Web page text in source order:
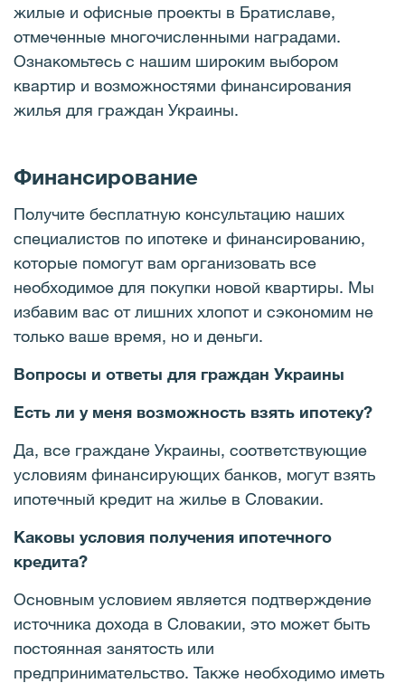
жилые и офисные проекты в Братиславе,
отмеченные многочисленными наградами.
Ознакомьтесь с нашим широким выбором
квартир и возможностями финансирования
жилья для граждан Украины.
Финансирование
Получите бесплатную консультацию наших
специалистов по ипотеке и финансированию,
которые помогут вам организовать все
необходимое для покупки новой квартиры. Мы
избавим вас от лишних хлопот и сэкономим не
только ваше время, но и деньги.
Вопросы и ответы для граждан Украины
Есть ли у меня возможность взять ипотеку?
Да, все граждане Украины, соответствующие
условиям финансирующих банков, могут взять
ипотечный кредит на жилье в Словакии.
Каковы условия получения ипотечного
кредита?
Основным условием является подтверждение
источника дохода в Словакии, это может быть
постоянная занятость или
предпринимательство. Также необходимо иметь